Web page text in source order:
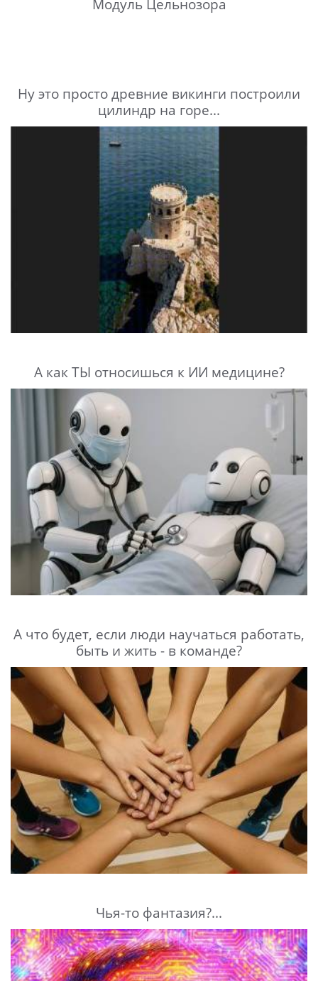
Модуль Цельнозора
Ну это просто древние викинги построили
цилиндр на горе...
А как ТЫ относишься к ИИ медицине?
А что будет, если люди научаться работать,
быть и жить - в команде?
Чья-то фантазия?...